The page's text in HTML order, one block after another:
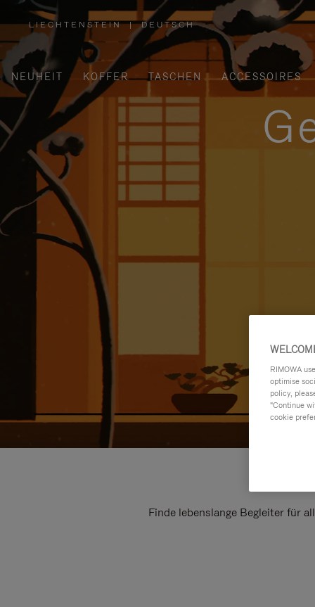
LIECHTENSTEIN
,
WÄHLEN
SIE
IHRE
REGION
AUS
| DEUTSCH
NEUHEIT KOFFER TASCHEN ACCESSOIRES
Finde lebenslange Begleiter für
RIMOWA
optimise
policy,
"Continue
cookie